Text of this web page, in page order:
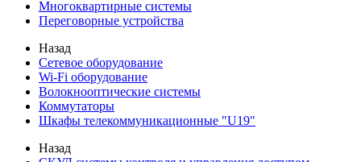
Многоквартирные системы
Переговорные устройства
Назад
Сетевое оборудование
Wi-Fi оборудование
Волокнооптические системы
Коммутаторы
Шкафы телекоммуникационные "U19"
Назад